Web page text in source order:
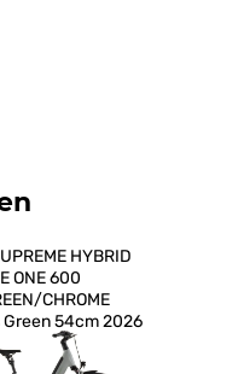
HYBRID
ONE 600
CHROME
Green 54cm 2026